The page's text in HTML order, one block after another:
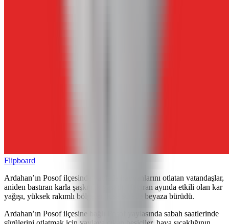
Flipboard
Ardahan’ın Posof ilçesinde yaylada hayvanlarını otlatan vatandaşlar,
aniden bastıran karla şaşkınlık yaşadı. Haziran ayında etkili olan kar
yağışı, yüksek rakımlı bölgeleri kısa sürede beyaza bürüdü.
Ardahan’ın Posof ilçesine bağlı Posof yaylasında sabah saatlerinde